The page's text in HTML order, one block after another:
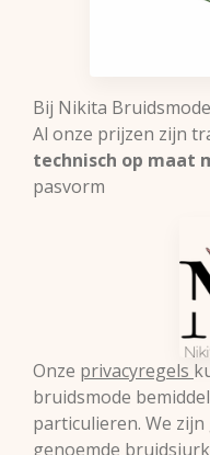
Bij Nikita
Al onze prijzen zijn
technisch op maat
pasvorm
Onze privacyregels
bruidsmode
particulieren. We
genoemde